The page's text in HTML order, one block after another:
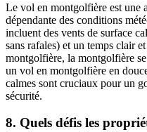
Le vol en montgolfière est une
dépendante des conditions
incluent des vents de surface
sans rafales) et un temps clair
montgolfière, la montgolfière
un vol en montgolfière en
calmes sont cruciaux pour un
sécurité.
8. Quels défis les